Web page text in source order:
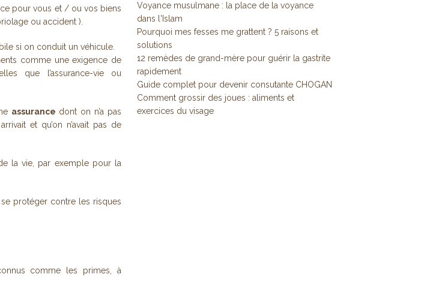
pour vous et / ou vos biens
ou accident ).
si on conduit un véhicule.
comme une exigence de
que l’assurance-vie ou
assurance dont on n’a pas
et qu’on n’avait pas de
la vie, par exemple pour la
protéger contre les risques
comme les primes, à
Voyance musulmane : la place de la voyance
dans l'Islam
Pourquoi mes fesses me grattent ? 5 raisons et
solutions
12 remèdes de grand-mère pour guérir la gastrite
rapidement
Guide complet pour devenir consutante CHOGAN
Comment grossir des joues : aliments et
exercices du visage